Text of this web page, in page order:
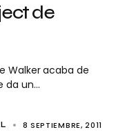
de
Walker acaba de
da un…
8 SEPTIEMBRE, 2011